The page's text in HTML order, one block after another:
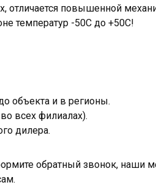
отличается повышенной
температур -50С до +50С!
объекта и в регионы.
всех филиалах).
дилера.
обратный звонок, наши